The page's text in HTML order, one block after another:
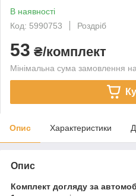
В наявності
Код: 5990753
Роздріб
53 ₴/комплект
Мінімальна сума замовлення
Опис Характеристики
Опис
Комплект догляду за